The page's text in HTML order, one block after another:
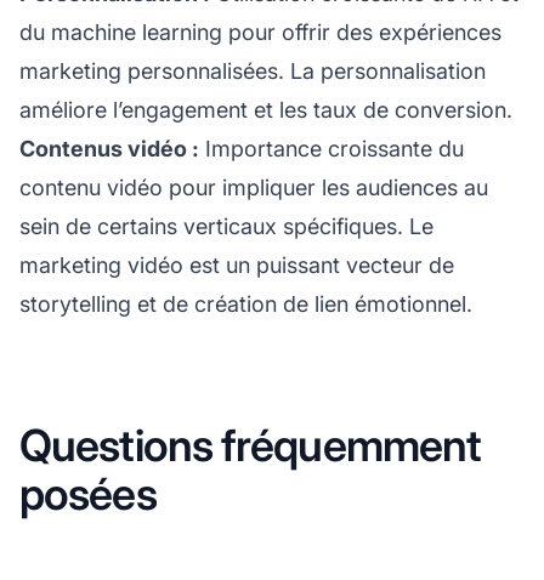
du machine learning pour offrir des expériences
marketing personnalisées. La personnalisation
améliore l’engagement et les taux de conversion.
Contenus vidéo : Importance croissante du
contenu vidéo pour impliquer les audiences au
sein de certains verticaux spécifiques. Le
marketing vidéo est un puissant vecteur de
storytelling et de création de lien émotionnel.
Questions fréquemment
posées